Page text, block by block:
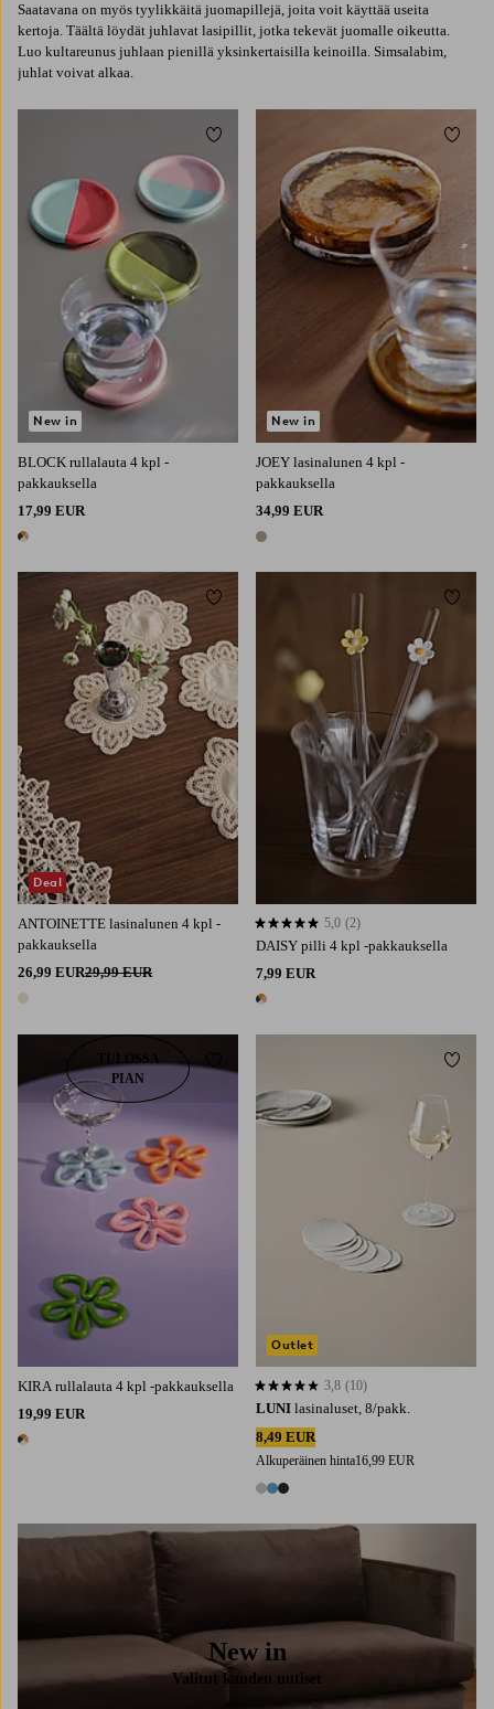
Saatavana on myös tyylikkäitä juomapillejä, joita voit käyttää useita
kertoja. Täältä löydät juhlavat lasipillit, jotka tekevät juomalle oikeutta.
Luo kultareunus juhlaan pienillä yksinkertaisilla keinoilla. Simsalabim,
juhlat voivat alkaa.
BLOCK rullalauta 4 kpl -
pakkauksella
17,99 EUR
1 väri
New in
Lisää suosikkeihin
JOEY lasinalunen 4 kpl -
pakkauksella
34,99 EUR
1 väri
New in
Lisää
ANTOINETTE lasinalunen 4 kpl -
pakkauksella
26,99 EUR29,99 EUR
1 väri
Deal
Lisää suosikkeihin
DAISY pilli 4 kpl -pakkauksella
7,99 EUR
1 väri
5,0 perustuen 2 arvosanaan
5,0 (2)
Lisää
KIRA rullalauta 4 kpl -pakkauksella
19,99 EUR
1 väri
TULOSSA
PIAN
Lisää suosikkeihin
LUNI lasinaluset, 8/pakk.
8,49 EUR
Alkuperäinen hinta16,99 EUR
3 värejä
3,8 perustuen 10 arvosanaan
3,8 (10)
Outlet
Lisää
New in
Valitut kauden uutiset